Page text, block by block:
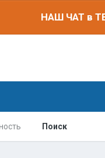
НАШ ЧАТ в
Поиск